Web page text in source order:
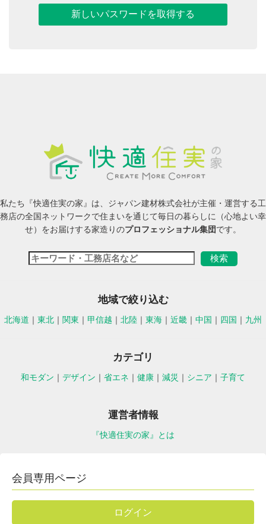
私たち『快適住実の家』は、ジャパン建材株式会社が主催・運営する工
務店の全国ネットワークで住まいを通じて毎日の暮らしに（心地よい幸
せ）をお届けする家造りのプロフェッショナル集団です。
地域で絞り込む
北海道 ｜ 東北 ｜ 関東 ｜ 甲信越 ｜ 北陸 ｜ 東海 ｜ 近畿 ｜ 中国 ｜ 四国 ｜ 九州
カテゴリ
和モダン ｜ デザイン ｜ 省エネ ｜ 健康 ｜ 減災 ｜ シニア ｜ 子育て
運営者情報
『快適住実の家』とは
会員専用ページ
ログイン